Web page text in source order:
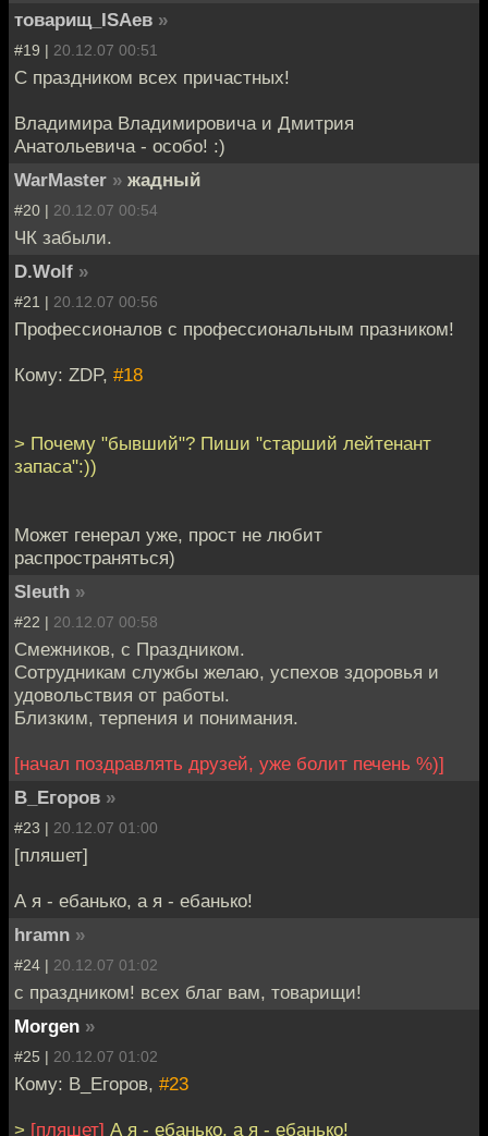
товарищ_ISAев »
#19 | 20.12.07 00:51
С праздником всех причастных!
Владимира Владимировича и Дмитрия
Анатольевича - особо! :)
WarMaster » жадный
#20 | 20.12.07 00:54
ЧК забыли.
D.Wolf »
#21 | 20.12.07 00:56
Профессионалов с профессиональным празником!
Кому: ZDP, #18
> Почему "бывший"? Пиши "старший лейтенант
запаса":))
Может генерал уже, прост не любит
распространяться)
Sleuth »
#22 | 20.12.07 00:58
Смежников, с Праздником.
Сотрудникам службы желаю, успехов здоровья и
удовольствия от работы.
Близким, терпения и понимания.
[начал поздравлять друзей, уже болит печень %)]
В_Егоров »
#23 | 20.12.07 01:00
[пляшет]
А я - ебанько, а я - ебанько!
hramn »
#24 | 20.12.07 01:02
с праздником! всех благ вам, товарищи!
Morgen »
#25 | 20.12.07 01:02
Кому: В_Егоров, #23
> [пляшет] А я - ебанько, а я - ебанько!